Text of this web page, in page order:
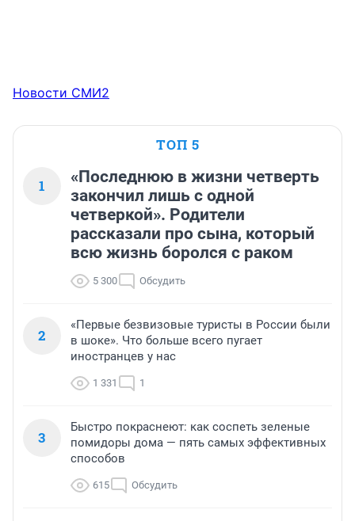
Новости СМИ2
ТОП 5
1
«Последнюю в жизни четверть
закончил лишь с одной
четверкой». Родители
рассказали про сына, который
всю жизнь боролся с раком
5 300 Обсудить
2
«Первые безвизовые туристы в России были
в шоке». Что больше всего пугает
иностранцев у нас
1 331 1
3
Быстро покраснеют: как соспеть зеленые
помидоры дома — пять самых эффективных
способов
615 Обсудить